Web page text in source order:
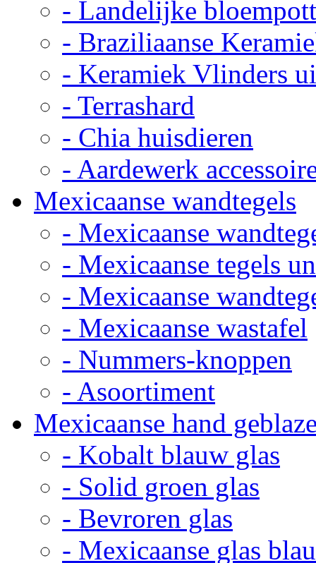
- Landelijke
- Braziliaanse
- Keramiek Vlinders
- Terrashard
- Chia huisdieren
- Aardewerk
Mexicaanse wandtegels
- Mexicaanse
- Mexicaanse tegels
- Mexicaanse
- Mexicaanse wastafel
- Nummers-knoppen
- Asoortiment
Mexicaanse hand
- Kobalt blauw glas
- Solid groen glas
- Bevroren glas
- Mexicaanse glas